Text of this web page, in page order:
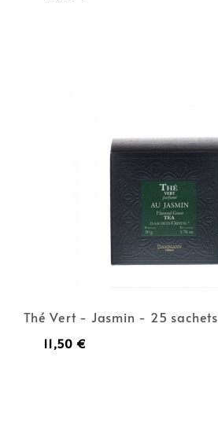
Thé Vert - Jasmin - 25 sachets
11,50 €